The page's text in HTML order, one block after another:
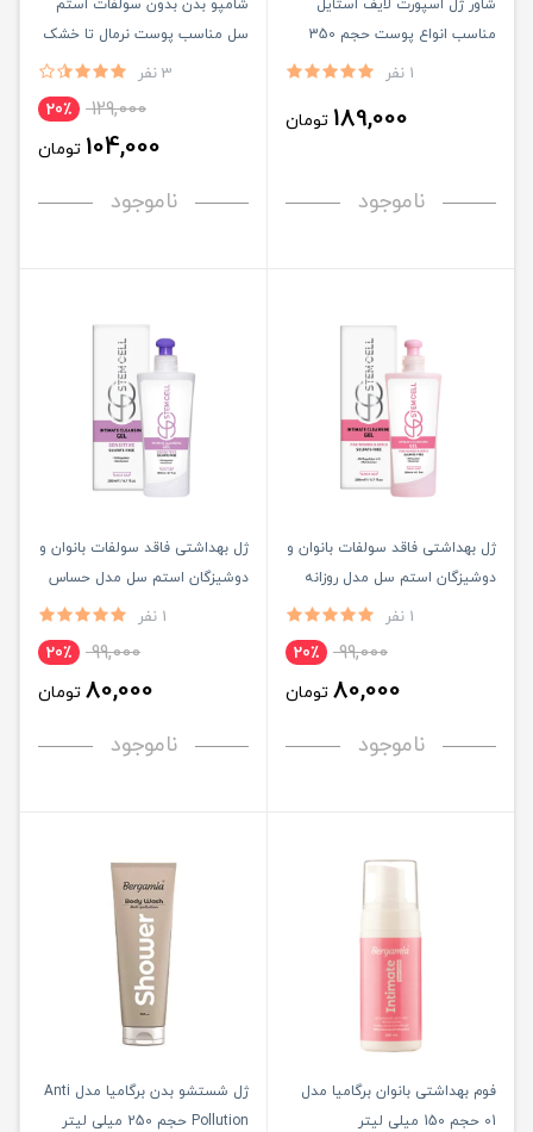
شاور ژل اسپورت لایف استایل
مناسب انواع پوست حجم 350
1 نفر
189,000 تومان
ناموجود
شامپو بدن بدون سولفات استم
سل مناسب پوست نرمال تا خشک
3 نفر
129,000 20٪
104,000 تومان
ناموجود
ژل بهداشتی فاقد سولفات بانوان و
دوشیزگان استم سل مدل روزانه
1 نفر
99,000 20٪
80,000 تومان
ناموجود
ژل بهداشتی فاقد سولفات بانوان و
دوشیزگان استم سل مدل حساس
1 نفر
99,000 20٪
80,000 تومان
ناموجود
فوم بهداشتی بانوان برگامیا مدل
01 حجم 150 میلی لیتر
ژل شستشو بدن برگامیا مدل Anti
Pollution حجم 250 میلی لیتر